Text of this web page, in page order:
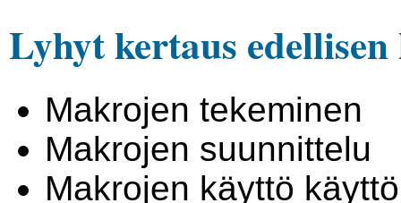
Lyhyt kertaus
Makrojen tekeminen
Makrojen suunnittelu
Makrojen käyttö